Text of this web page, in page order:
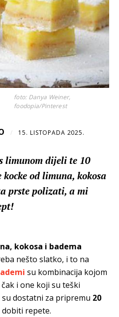
foto: Danya Weiner,
foodopia/Pinterest
/ 15. LISTOPADA 2025.
limunom dijeli te 10
od limuna, kokosa
prste polizati, a mi
kokosa i badema
nešto slatko, i to na
su kombinacija kojom
i one koji su teški
dostatni za pripremu 20
dobiti repete.